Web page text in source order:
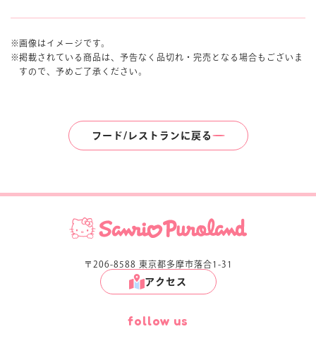
画像はイメージです。
掲載されている商品は、予告なく品切れ・完売となる場合もございま
すので、予めご了承ください。
フード/レストランに戻る
〒206-8588 東京都多摩市落合1-31
アクセス
follow us